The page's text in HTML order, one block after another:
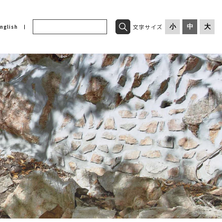
文字サイズ 小 中 大